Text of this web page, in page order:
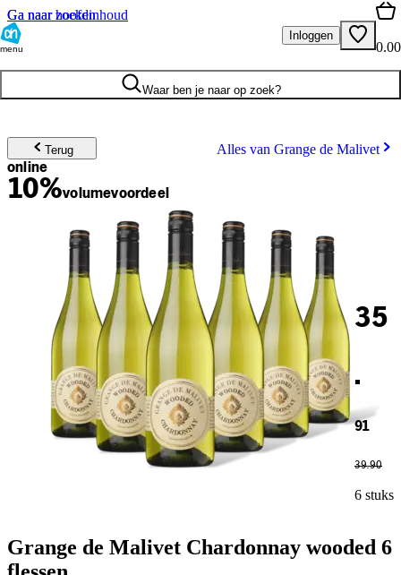
Ga naar hoofdinhoud
Ga naar zoeken
menu
Inloggen
0.00
Waar ben je naar op zoek?
Terug Alles van Grange de Malivet
online
10%volumevoordeel
35
.
91
39.90
6 stuks
Grange de Malivet Chardonnay wooded 6